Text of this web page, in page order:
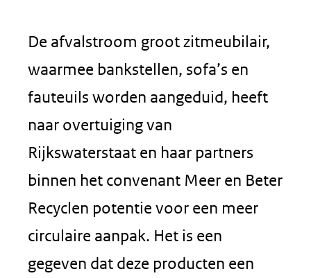
De afvalstroom groot zitmeubilair,
waarmee bankstellen, sofa’s en
fauteuils worden aangeduid, heeft
naar overtuiging van
Rijkswaterstaat en haar partners
binnen het convenant Meer en Beter
Recyclen potentie voor een meer
circulaire aanpak. Het is een
gegeven dat deze producten een